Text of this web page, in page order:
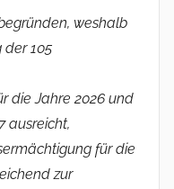
weshalb
105
die Jahre 2026 und
ausreicht,
für die
zur